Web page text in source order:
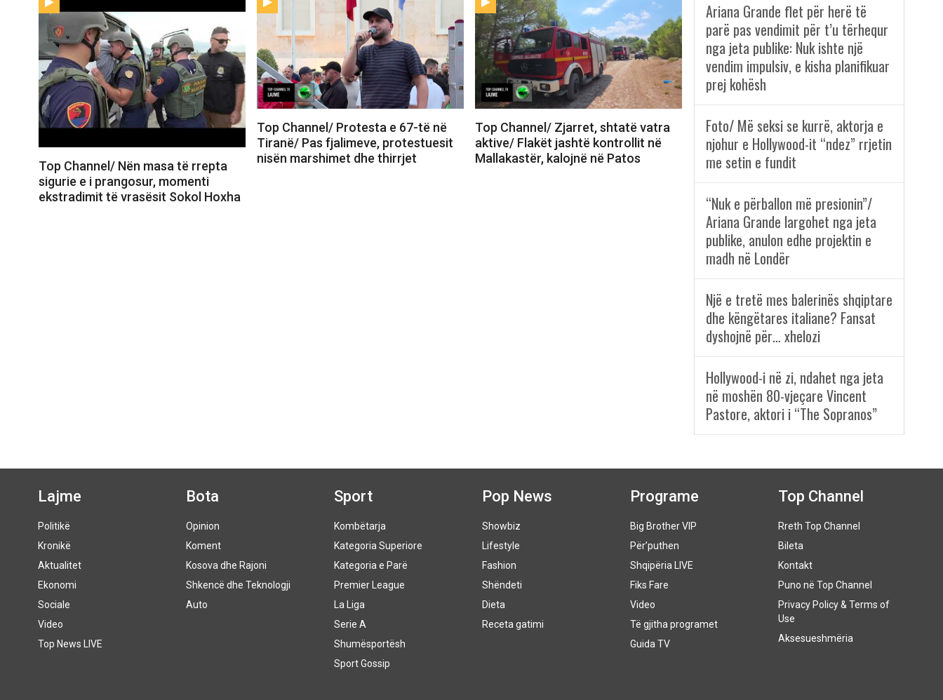
Top Channel/ Nën masa të rrepta
sigurie e i prangosur, momenti
ekstradimit të vrasësit Sokol Hoxha
Top Channel/ Protesta e 67-të në
Tiranë/ Pas fjalimeve, protestuesit
nisën marshimet dhe thirrjet
Top Channel/ Zjarret, shtatë vatra
aktive/ Flakët jashtë kontrollit në
Mallakastër, kalojnë në Patos
Ariana Grande flet për herë të
parë pas vendimit për t’u tërhequr
nga jeta publike: Nuk ishte një
vendim impulsiv, e kisha planifikuar
prej kohësh
Foto/ Më seksi se kurrë, aktorja e
njohur e Hollywood-it “ndez” rrjetin
me setin e fundit
“Nuk e përballon më presionin”/
Ariana Grande largohet nga jeta
publike, anulon edhe projektin e
madh në Londër
Një e tretë mes balerinës shqiptare
dhe këngëtares italiane? Fansat
dyshojnë për… xhelozi
Hollywood-i në zi, ndahet nga jeta
në moshën 80-vjeçare Vincent
Pastore, aktori i “The Sopranos”
Lajme
Politikë
Kronikë
Aktualitet
Ekonomi
Sociale
Video
Top News LIVE
Bota
Opinion
Koment
Kosova dhe Rajoni
Shkencë dhe Teknologji
Auto
Sport
Kombëtarja
Kategoria Superiore
Kategoria e Parë
Premier League
La Liga
Serie A
Shumësportësh
Sport Gossip
Pop News
Showbiz
Lifestyle
Fashion
Shëndeti
Dieta
Receta gatimi
Programe
Big Brother VIP
Për’puthen
Shqipëria LIVE
Fiks Fare
Video
Të gjitha programet
Guida TV
Top Channel
Rreth Top Channel
Bileta
Kontakt
Puno në Top Channel
Privacy Policy & Terms of
Use
Aksesueshmëria